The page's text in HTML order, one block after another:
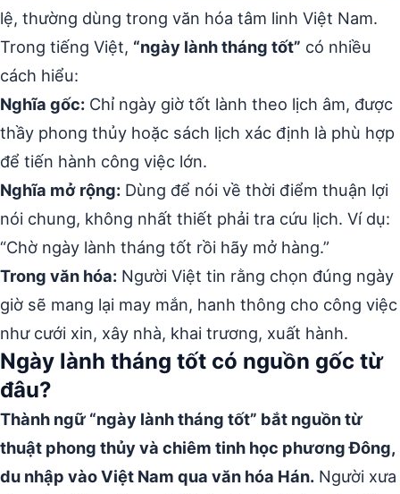
lệ, thường dùng trong văn hóa tâm linh Việt Nam.
Trong tiếng Việt, “ngày lành tháng tốt” có nhiều
cách hiểu:
Nghĩa gốc: Chỉ ngày giờ tốt lành theo lịch âm, được
thầy phong thủy hoặc sách lịch xác định là phù hợp
để tiến hành công việc lớn.
Nghĩa mở rộng: Dùng để nói về thời điểm thuận lợi
nói chung, không nhất thiết phải tra cứu lịch. Ví dụ:
“Chờ ngày lành tháng tốt rồi hãy mở hàng.”
Trong văn hóa: Người Việt tin rằng chọn đúng ngày
giờ sẽ mang lại may mắn, hanh thông cho công việc
như cưới xin, xây nhà, khai trương, xuất hành.
Ngày lành tháng tốt có nguồn gốc từ
đâu?
Thành ngữ “ngày lành tháng tốt” bắt nguồn từ
thuật phong thủy và chiêm tinh học phương Đông,
du nhập vào Việt Nam qua văn hóa Hán. Người xưa